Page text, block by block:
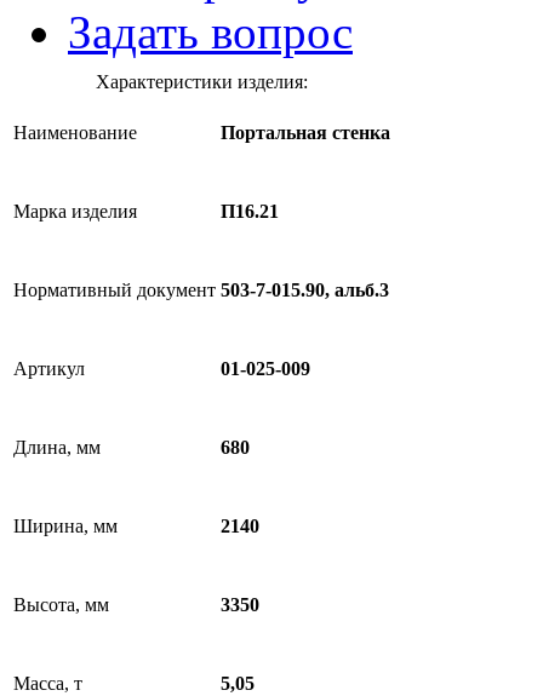
Задать вопрос
Характеристики изделия:
Наименование Портальная стенка
Марка изделия П16.21
Нормативный документ 503-7-015.90, альб.3
Артикул 01-025-009
Длина, мм 680
Ширина, мм 2140
Высота, мм 3350
Масса, т 5,05